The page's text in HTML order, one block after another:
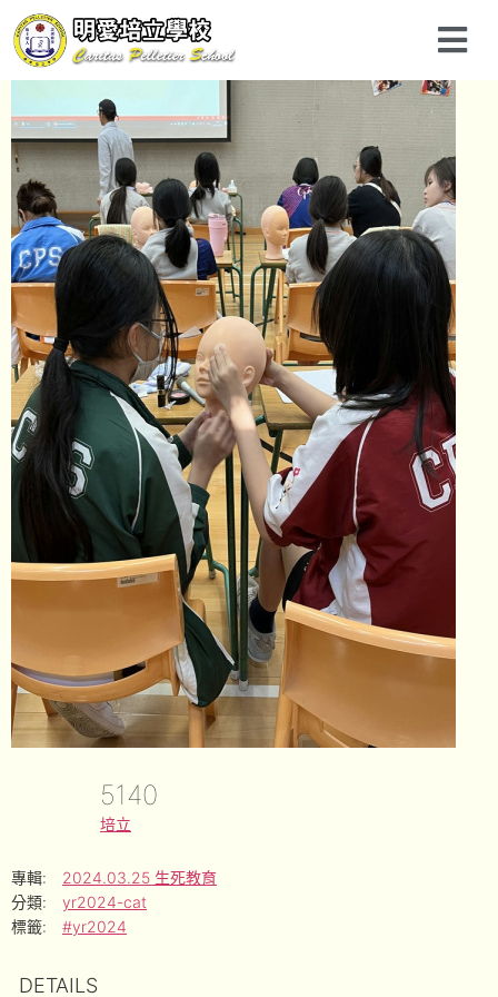
5140
培立
專輯:
2024.03.25 生死教育
分類:
yr2024-cat
標籤:
#yr2024
DETAILS